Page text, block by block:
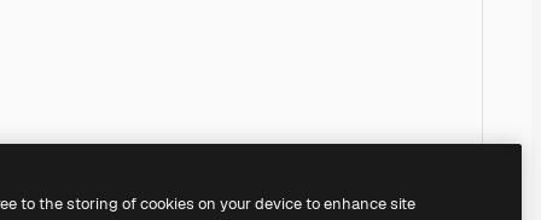
to the storing of cookies on your device to enhance site